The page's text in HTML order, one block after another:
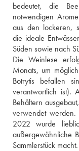
bedeutet, die
notwendigen
aus den lockeren,
die ideale
Süden sowie nach
Die Weinlese
Monats, um
Botrytis befallen
verantwortlich ist).
Behältern
verwendet werden.
2022 wurde
außergewöhnliche
Sammlerstück macht.